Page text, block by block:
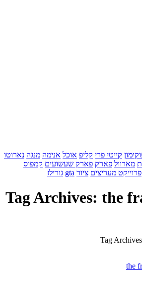
קייטי פרי קליפ אוכל אנימה מנגה נארוטו
מארוול פארק פארק שעשועים קמפוס
פרוייקט מעריצים ציור gta גורילז
Tag Archives: the
Tag
the